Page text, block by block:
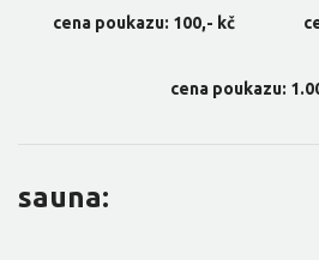
cena poukazu: 100,- kč
cena poukazu:
sauna: